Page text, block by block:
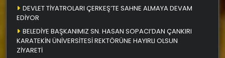
DEVLET TİYATROLARI ÇERKEŞ’TE SAHNE ALMAYA DEVAM
EDİYOR
BELEDİYE BAŞKANIMIZ SN. HASAN SOPACI’DAN ÇANKIRI
KARATEKİN ÜNİVERSİTESİ REKTÖRÜNE HAYIRLI OLSUN
ZİYARETİ